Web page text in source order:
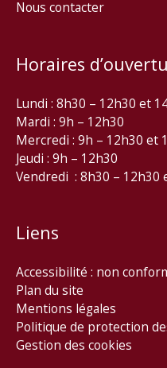
Nous contacter
Horaires
Lundi : 8h30 – 12h30 et
Mardi : 9h – 12h30
Mercredi : 9h – 12h30 et
Jeudi : 9h – 12h30
Vendredi : 8h30 – 12h30
Liens
Accessibilité : non
Plan du site
Mentions légales
Politique de protection
Gestion des cookies